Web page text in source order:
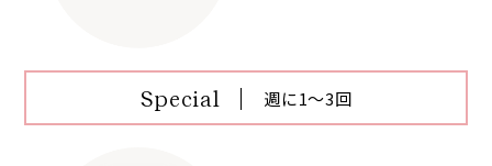
Special 週に1～3回